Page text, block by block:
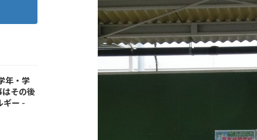
年・学
はその後
ギー -